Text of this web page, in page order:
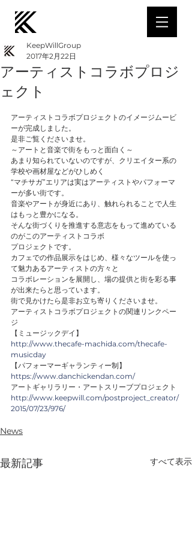
アーティストコラボプロジ
ェクト
KeepWillGroup
2017年2月22日
アーティストコラボプロジェクトのイメージムービ
ーが完成しました。
是非ご覧くださいませ。
～アートと音楽で街をもっと面白く～
あまり知られていないのですが、クリエイター系の
学校や画材屋などがひしめく
“マチサガ”エリアは実はアーティストやパフォーマ
ーが多い街です。
音楽やアートが身近にあり、触れられることで人生
はもっと豊かになる。
そんな街づくりを推進する意志をもって進めている
のがこのアーティストコラボ
プロジェクトです。
カフェでの作品展示をはじめ、様々なツールを使っ
て魅力あるアーティストの方々と
コラボレーションを展開し、場の提供と街を彩る事
が出来たらと思っています。
街で見かけたら是非お立ち寄りくださいませ。
アーティストコラボプロジェクトの関連リンクペー
ジ
【ミュージックデイ】
http://www.thecafe-machida.com/thecafe-
musicday
【パフォーマーギャランティー制】
https://www.danchickendan.com/
アートギャリラリー・アートスリーブプロジェクト
http://www.keepwill.com/postproject_creator/
2015/07/23/976/
News
最新記事 すべて表示